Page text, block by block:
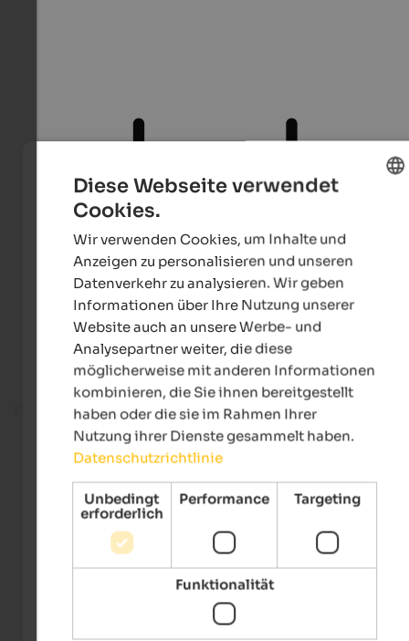
Fitnessbereich
GERMAN
Diese Webseite verwendet
Cookies.
Wir verwenden Cookies, um Inhalte und
Anzeigen zu personalisieren und unseren
Datenverkehr zu analysieren. Wir geben
Informationen über Ihre Nutzung unserer
Website auch an unsere Werbe- und
Analysepartner weiter, die diese
möglicherweise mit anderen Informationen
kombinieren, die Sie ihnen bereitgestellt
haben oder die sie im Rahmen Ihrer
Nutzung ihrer Dienste gesammelt haben.
Datenschutzrichtlinie
Unbedingt
erforderlich
Performance Targeting
Funktionalität